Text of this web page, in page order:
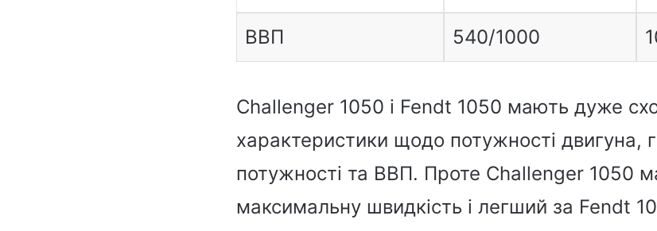
ВВП 540/1000
Challenger 1050 і Fendt 1050 мають дуже
характеристики щодо потужності двигуна,
потужності та ВВП. Проте Challenger 1050
максимальну швидкість і легший за Fendt